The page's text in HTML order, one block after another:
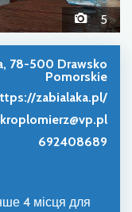
5
78-500 Drawsko
Pomorskie
zabialaka.pl/
kroplomierz@vp.pl
692408689
4 місця для